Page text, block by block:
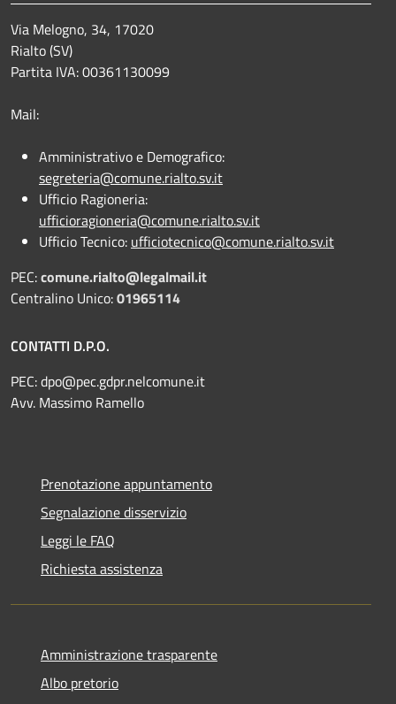
Via Melogno, 34, 17020
Rialto (SV)
Partita IVA: 00361130099
Mail:
Amministrativo e Demografico:
segreteria@comune.rialto.sv.it
Ufficio Ragioneria:
ufficioragioneria@comune.rialto.sv.it
Ufficio Tecnico: ufficiotecnico@comune.rialto.sv.it
PEC:comune.rialto@legalmail.it
Centralino Unico:01965114
CONTATTI D.P.O.
PEC:dpo@pec.gdpr.nelcomune.it
Avv. Massimo Ramello
Prenotazione appuntamento
Segnalazione disservizio
Leggi le FAQ
Richiesta assistenza
Amministrazione trasparente
Albo pretorio